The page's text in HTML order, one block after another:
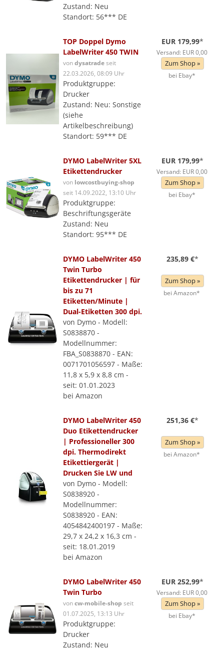
Zustand: Neu
Standort: 56*** DE
TOP Doppel Dymo
LabelWriter 450 TWIN
vondysatradeseit
22.03.2026, 08:09 Uhr
Produktgruppe:
Drucker
Zustand: Neu: Sonstige
(siehe
Artikelbeschreibung)
Standort: 59*** DE
EUR 179,99*
Versand: EUR 0,00
Zum Shop »
bei Ebay*
DYMO LabelWriter 5XL
Etikettendrucker
von lowcostbuying-shop
seit 14.09.2022, 13:10 Uhr
Produktgruppe:
Beschriftungsgeräte
Zustand: Neu
Standort: 95*** DE
EUR 179,99*
Versand: EUR 0,00
Zum Shop »
bei Ebay*
DYMO LabelWriter 450
Twin Turbo
Etikettendrucker | für
bis zu 71
Etiketten/Minute |
Dual-Etiketten 300 dpi.
von Dymo - Modell:
S0838870 -
Modellnummer:
FBA_S0838870 - EAN:
0071701056597 - Maße:
11,8 x 5,9 x 8,8 cm -
seit: 01.01.2023
bei Amazon
235,89 €*
Zum Shop »
bei Amazon*
DYMO LabelWriter 450
Duo Etikettendrucker
| Professioneller 300
dpi. Thermodirekt
Etikettiergerät |
Drucken Sie LW und
von Dymo - Modell:
S0838920 -
Modellnummer:
S0838920 - EAN:
4054842400197 - Maße:
29,7 x 24,2 x 16,3 cm -
seit: 18.01.2019
bei Amazon
251,36 €*
Zum Shop »
bei Amazon*
DYMO LabelWriter 450
Twin Turbo
voncw-mobile-shop seit
01.07.2025, 13:13 Uhr
Produktgruppe:
Drucker
Zustand: Neu
EUR 252,99*
Versand: EUR 0,00
Zum Shop »
bei Ebay*